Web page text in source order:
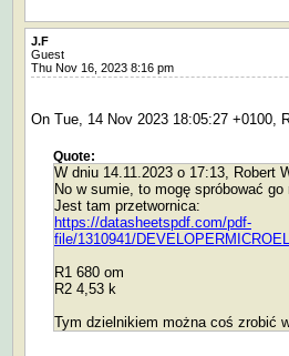
J.F
Guest
Thu Nov 16, 2023 8:16 pm
On Tue, 14 Nov 2023 18:05:27 +0100,
Quote:
W dniu 14.11.2023 o 17:13, Robert
No w sumie, to mogę spróbować go
Jest tam przetwornica:
https://datasheetspdf.com/pdf-
file/1310941/
R1 680 om
R2 4,53 k
Tym dzielnikiem można coś zrobić